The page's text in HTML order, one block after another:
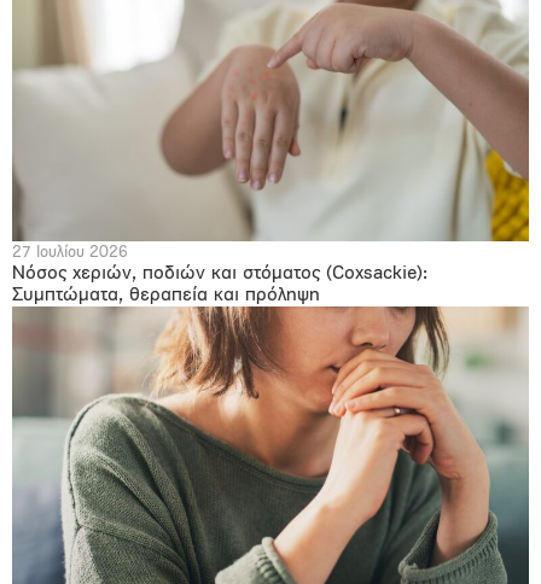
27 Ιουλίου 2026
Νόσος χεριών, ποδιών και στόματος (Coxsackie):
Συμπτώματα, θεραπεία και πρόληψη